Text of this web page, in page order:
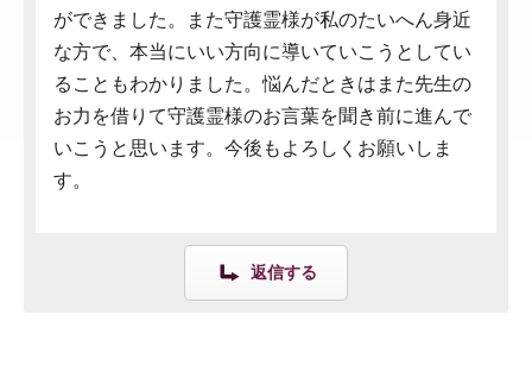
ができました。また守護霊様が私のたいへん身近
な方で、本当にいい方向に導いていこうとしてい
ることもわかりました。悩んだときはまた先生の
お力を借りて守護霊様のお言葉を聞き前に進んで
いこうと思います。今後もよろしくお願いしま
す。
返信する